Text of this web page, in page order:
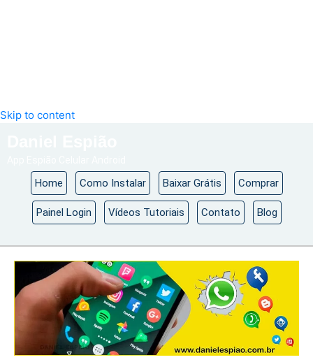
Skip to content
Home Como Instalar Baixar Grátis Comprar
Painel Login Vídeos Tutoriais Contato Blog